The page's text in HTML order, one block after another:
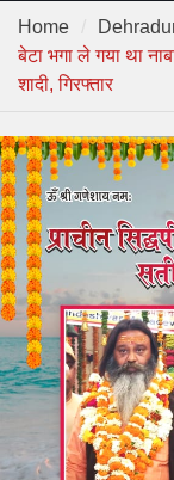
Home
बेटा भगा ले गया था
शादी, गिरफ्तार